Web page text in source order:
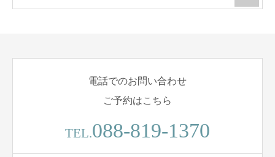
電話でのお問い合わせ
ご予約はこちら
TEL.088-819-1370